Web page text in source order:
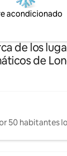
acondicionado
de los
de
50 habitantes